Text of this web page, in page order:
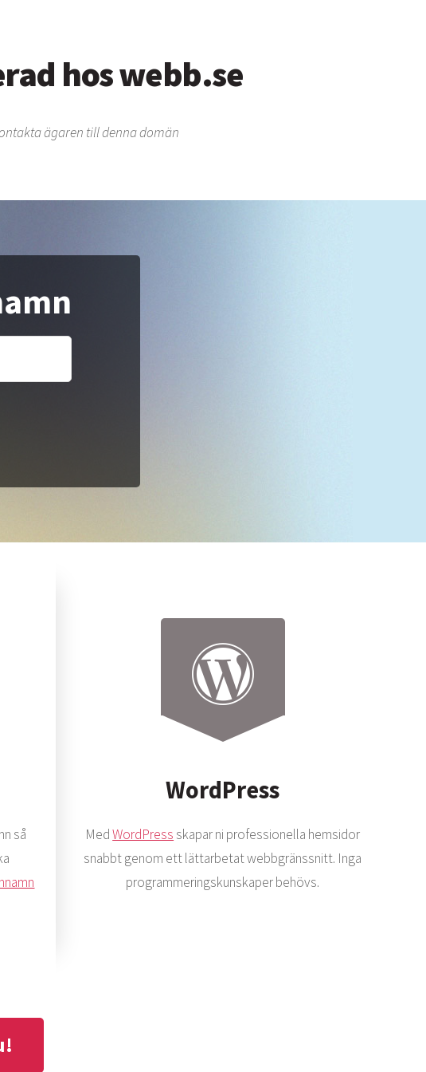
hos webb.se
ägaren till denna domän
så
WordPress
MedWordPress skapar ni professionella hemsidor
snabbt genom ett lättarbetat webbgränssnitt. Inga
programmeringskunskaper behövs.